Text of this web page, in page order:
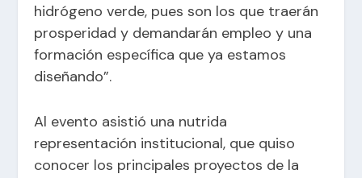
hidrógeno verde, pues son los que traerán
prosperidad y demandarán empleo y una
formación específica que ya estamos
diseñando”.
Al evento asistió una nutrida
representación institucional, que quiso
conocer los principales proyectos de la